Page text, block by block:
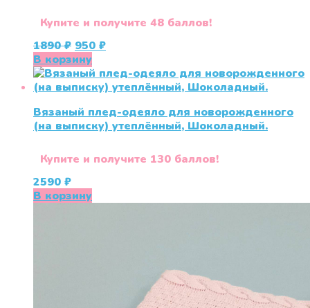
Купите и получите 48 баллов!
1890₽ Первоначальная
цена
составляла
1890 ₽.
950 ₽Текущая
950 ₽.
В корзину
Вязаный плед-одеяло для новорожденного
(на выписку) утеплённый, Шоколадный.
Купите и получите 130 баллов!
2590 ₽
В корзину